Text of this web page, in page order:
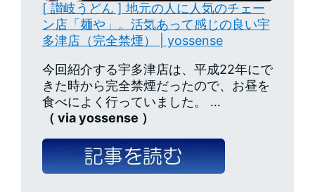
[ 讃岐うどん ] 地元の人に人気のチェー
ン店「麺や」。活気あって感じの良い宇
多津店（完全禁煙） | yossense
今回紹介する宇多津店は、平成22年にで
きた時から完全禁煙だったので、お昼を
食べによく行っていました。 …
（ via yossense ）